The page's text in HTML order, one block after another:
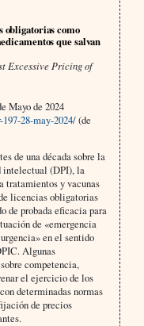
obligatorias como
que salvan
Excessive Pricing of
Mayo de 2024
28-may-2024/(de
de una década sobre la
intelectual (DPI), la
tratamientos y vacunas
licencias obligatorias
de probada eficacia para
de «emergencia
en el sentido
Algunas
competencia,
el ejercicio de los
determinadas normas
de precios